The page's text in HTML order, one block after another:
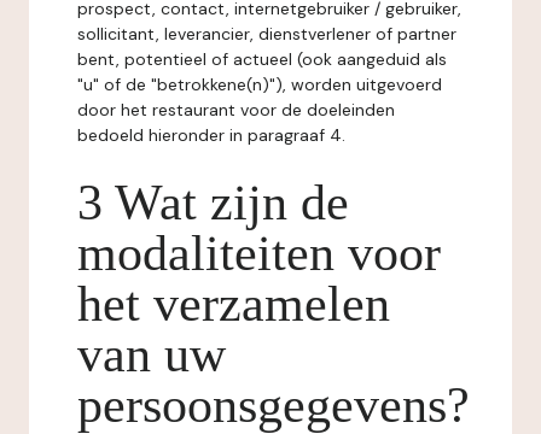
prospect, contact, internetgebruiker / gebruiker,
sollicitant, leverancier, dienstverlener of partner
bent, potentieel of actueel (ook aangeduid als
"u" of de "betrokkene(n)"), worden uitgevoerd
door het restaurant voor de doeleinden
bedoeld hieronder in paragraaf 4.
3 Wat zijn de
modaliteiten voor
het verzamelen
van uw
persoonsgegevens?